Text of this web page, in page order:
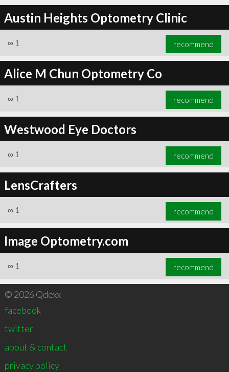
Austin Heights Optometry Clinic
∞ 1 recommend
Alice M Chun Optometry Co
∞ 1 recommend
Westwood Eye Doctors
∞ 1 recommend
LensCrafters
∞ 1 recommend
Image Optometry.com
∞ 1 recommend
© 2026 Qdexx
facebook
twitter
about & contact
privacy policy